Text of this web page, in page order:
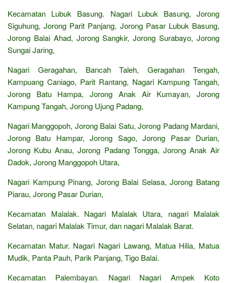
Kecamatan Lubuk Basung. Nagari Lubuk Basung, Jorong
Siguhung, Jorong Parit Panjang, Jorong Pasar Lubuk Basung,
Jorong Balai Ahad, Jorong Sangkir, Jorong Surabayo, Jorong
Sungai Jaring,
Nagari Geragahan, Bancah Taleh, Geragahan Tengah,
Kampuang Caniago, Parit Rantang, Nagari Kampung Tangah,
Jorong Batu Hampa, Jorong Anak Air Kumayan, Jorong
Kampung Tangah, Jorong Ujung Padang,
Nagari Manggopoh, Jorong Balai Satu, Jorong Padang Mardani,
Jorong Batu Hampar, Jorong Sago, Jorong Pasar Durian,
Jorong Kubu Anau, Jorong Padang Tongga, Jorong Anak Air
Dadok, Jorong Manggopoh Utara,
Nagari Kampung Pinang, Jorong Balai Selasa, Jorong Batang
Piarau, Jorong Pasar Durian,
Kecamatan Malalak. Nagari Malalak Utara, nagari Malalak
Selatan, nagari Malalak Timur, dan nagari Malalak Barat.
Kecamatan Matur. Nagari Nagari Lawang, Matua Hilia, Matua
Mudik, Panta Pauh, Parik Panjang, Tigo Balai.
Kecamatan Palembayan. Nagari Nagari Ampek Koto